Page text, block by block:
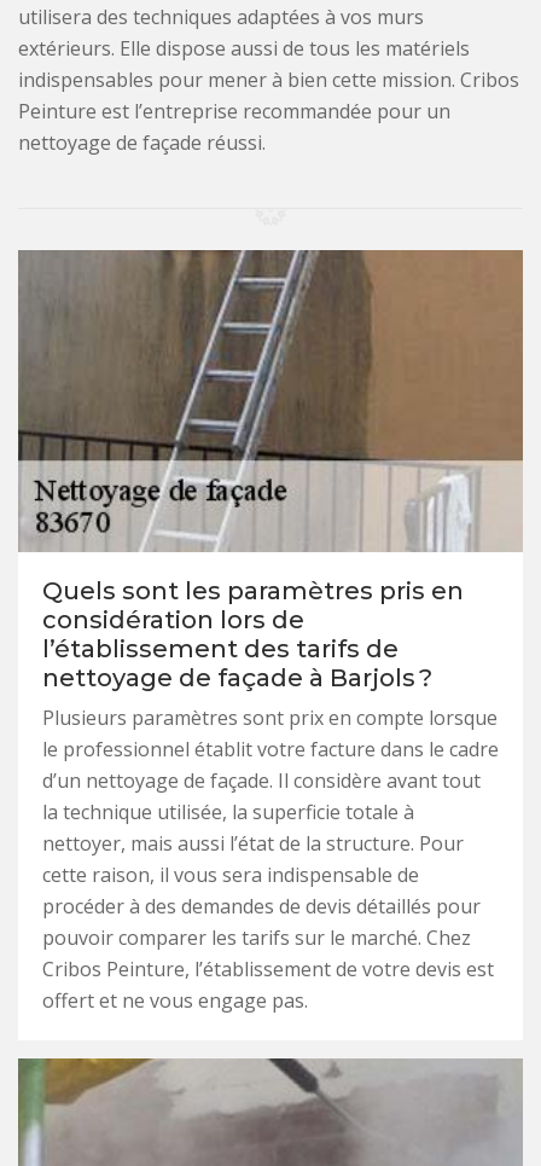
utilisera des techniques adaptées à vos murs
extérieurs. Elle dispose aussi de tous les matériels
indispensables pour mener à bien cette mission. Cribos
Peinture est l’entreprise recommandée pour un
nettoyage de façade réussi.
Quels sont les paramètres pris en
considération lors de
l’établissement des tarifs de
nettoyage de façade à Barjols ?
Plusieurs paramètres sont prix en compte lorsque
le professionnel établit votre facture dans le cadre
d’un nettoyage de façade. Il considère avant tout
la technique utilisée, la superficie totale à
nettoyer, mais aussi l’état de la structure. Pour
cette raison, il vous sera indispensable de
procéder à des demandes de devis détaillés pour
pouvoir comparer les tarifs sur le marché. Chez
Cribos Peinture, l’établissement de votre devis est
offert et ne vous engage pas.